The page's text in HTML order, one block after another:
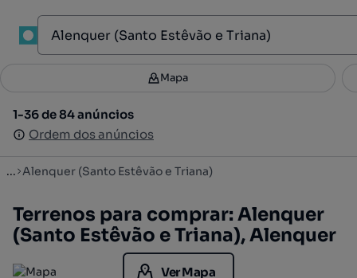
Filtros 2
1-36 de 84 anúncios
Ordem dos anúncios
Mapa
1-36 de 84 anúncios
Ordem dos anúncios
... Alenquer (Santo Estêvão e Triana)
Terrenos para comprar: Alenquer
(Santo Estêvão e Triana), Alenquer
Ver Mapa